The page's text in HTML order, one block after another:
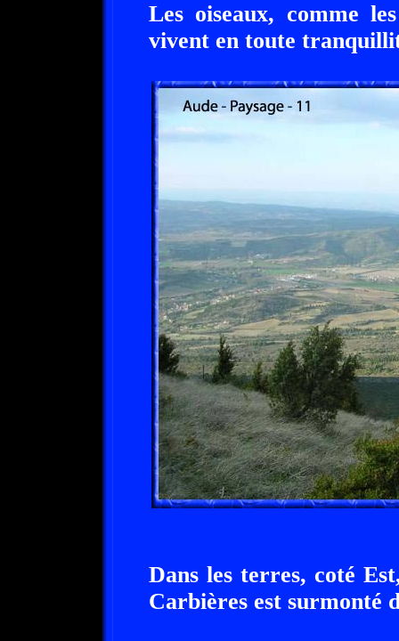
Les oiseaux, comme
vivent en toute
Dans les terres, coté
Carbières est surmonté